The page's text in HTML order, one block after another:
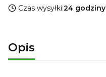
Czas wysyłki:24 godziny
Opis